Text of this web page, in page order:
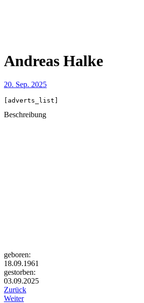
Andreas Halke
20. Sep. 2025
[adverts_list]
Beschreibung
geboren:
18.09.1961
gestorben:
03.09.2025
Zurück
Weiter